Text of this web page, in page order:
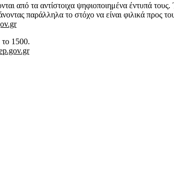
από τα αντίστοιχα ψηφιοποιημένα έντυπά
παράλληλα το στόχο να είναι φιλικά προς
το 1500.